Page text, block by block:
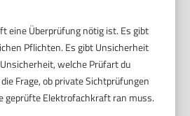
eine Überprüfung nötig ist. Es gibt
Pflichten. Es gibt Unsicherheit
welche Prüfart du
Frage, ob private Sichtprüfungen
geprüfte Elektrofachkraft ran muss.